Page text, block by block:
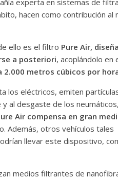
experta en sistemas de
hacen como contribución al
ello es el filtro Pure Air,
a posteriori, acoplándolo en
2.000 metros cúbicos por
los eléctricos, emiten
al desgaste de los
Air compensa en gran
Además, otros vehículos tales
llevar este dispositivo,
medios filtrantes de